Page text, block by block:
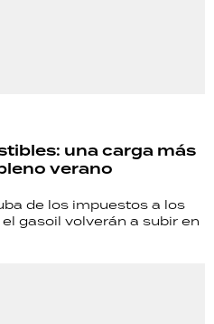
una carga más
verano
de los impuestos a los
gasoil volverán a subir en